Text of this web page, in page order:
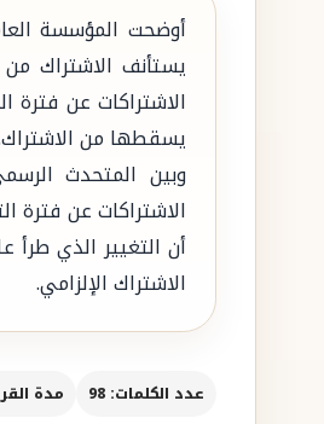
أوضحت المؤسسة
يستأنف الاشتراك
الاشتراكات عن فترة
يسقطها من
وبين المتحدث
الاشتراكات عن فترة
أن التغيير الذي
الاشتراك الإلزامي.
عدد الكلمات: 98 مدة